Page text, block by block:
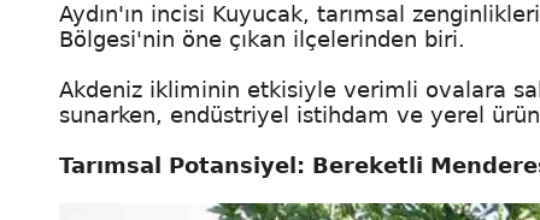
Aydın'ın incisi Kuyucak, tarımsal
Bölgesi'nin öne çıkan ilçelerinden biri.
Akdeniz ikliminin etkisiyle verimli ovalara
sunarken, endüstriyel istihdam ve yerel
Tarımsal Potansiyel: Bereketli